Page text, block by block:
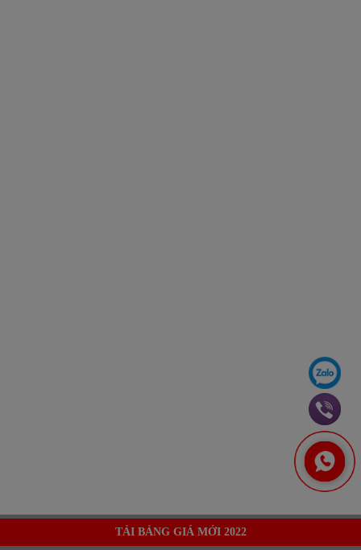
TẢI BẢNG GIÁ MỚI 2022